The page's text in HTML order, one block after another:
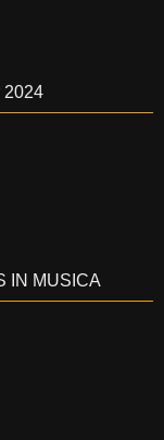
2024
IN MUSICA